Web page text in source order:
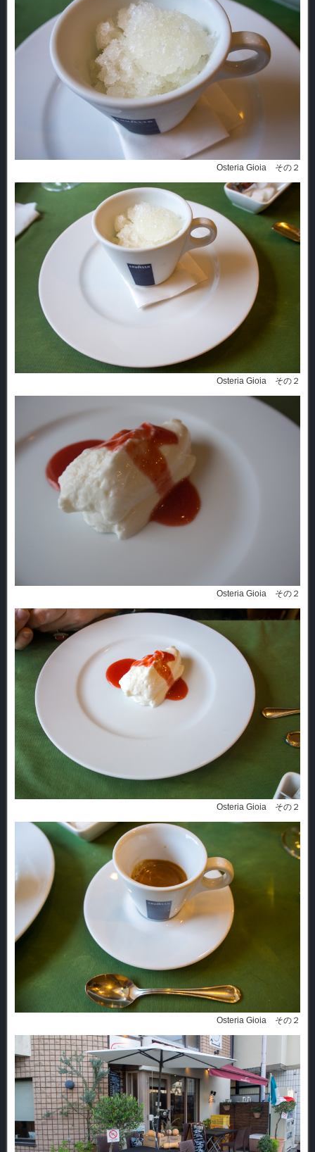
Osteria Gioia その２
Osteria Gioia その２
Osteria Gioia その２
Osteria Gioia その２
Osteria Gioia その２